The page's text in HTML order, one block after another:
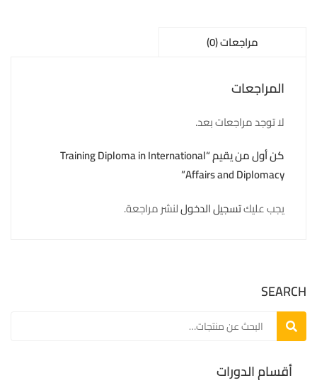
مراجعات (0)
المراجعات
لا توجد مراجعات بعد.
كن أول من يقيم “Training Diploma in International
Affairs and Diplomacy”
يجب عليكتسجيل الدخوللنشر مراجعة.
SEARCH
بحث
أقسام الدورات